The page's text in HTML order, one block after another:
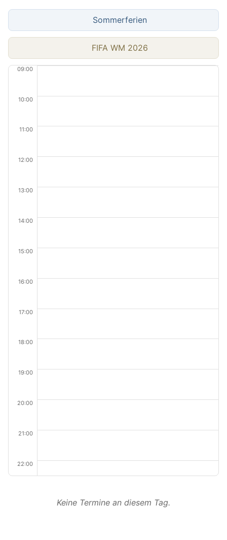
Sommerferien
FIFA WM 2026
09:00
10:00
11:00
12:00
13:00
14:00
15:00
16:00
17:00
18:00
19:00
20:00
21:00
22:00
Keine Termine an diesem Tag.